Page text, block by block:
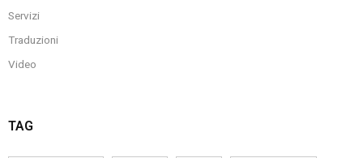
Servizi
Traduzioni
Video
TAG